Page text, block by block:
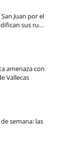
Juan por el
sus ru…
amenaza con
Vallecas
semana: las